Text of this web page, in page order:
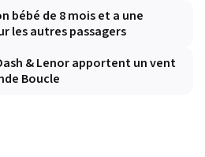
bébé de 8 mois et a une
les autres passagers
& Lenor apportent un vent
Boucle